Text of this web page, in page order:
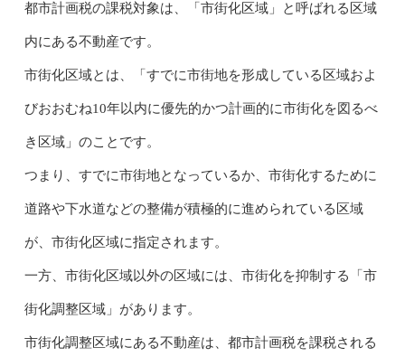
都市計画税の課税対象は、「市街化区域」と呼ばれる区域
内にある不動産です。
市街化区域とは、「すでに市街地を形成している区域およ
びおおむね10年以内に優先的かつ計画的に市街化を図るべ
き区域」のことです。
つまり、すでに市街地となっているか、市街化するために
道路や下水道などの整備が積極的に進められている区域
が、市街化区域に指定されます。
一方、市街化区域以外の区域には、市街化を抑制する「市
街化調整区域」があります。
市街化調整区域にある不動産は、都市計画税を課税される